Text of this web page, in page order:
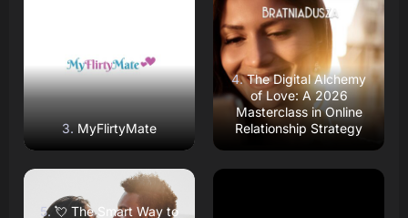
MyFlirtyMate
Open Website
The Digital Alchemy
of Love: A 2026
Masterclass in Online
Relationship Strategy
Read Review
Open Website
💘 The Smart Way to